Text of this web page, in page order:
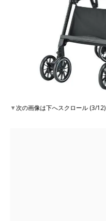
▼次の画像は下へスクロール (3/12)